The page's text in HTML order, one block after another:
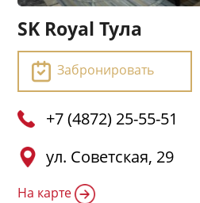
SK Royal Тула
Забронировать
+7 (4872) 25-55-51
ул. Советская, 29
На карте